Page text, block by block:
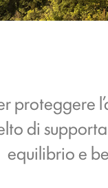
proteggere
di
equilibrio e